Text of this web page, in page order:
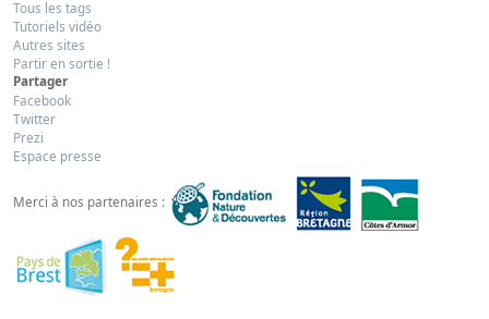
Tous les tags
Tutoriels vidéo
Autres sites
Partir en sortie !
Partager
Facebook
Twitter
Prezi
Espace presse
Merci à nos partenaires :